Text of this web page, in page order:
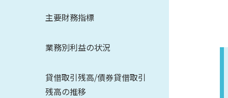
主要財務指標
業務別利益の状況
貸借取引残高/債券貸借取引
残高の推移